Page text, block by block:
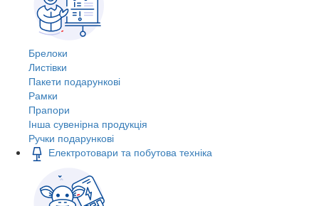
Брелоки
Листівки
Пакети подарункові
Рамки
Прапори
Інша сувенірна продукція
Ручки подарункові
Електротовари та побутова техніка